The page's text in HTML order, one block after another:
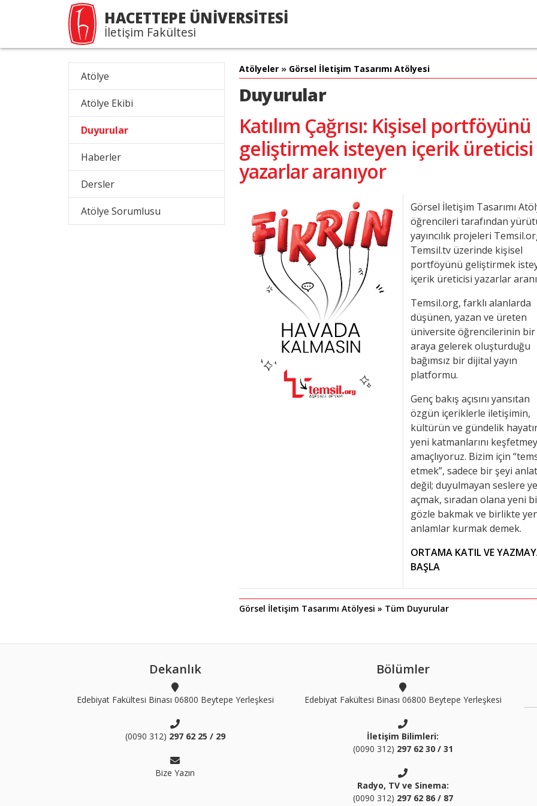
HACETTEPE ÜNİVERSİTESİ
İletişim Fakültesi
Atölye
Atölye Ekibi
Duyurular
Haberler
Dersler
Atölye Sorumlusu
Atölyeler » Görsel İletişim Tasarımı Atölyesi
Duyurular
Katılım Çağrısı: Kişisel portföyünü
geliştirmek isteyen içerik üreticisi
yazarlar aranıyor
Görsel İletişim Tasarımı
öğrencileri tarafından
yayıncılık projeleri
Temsil.tv üzerinde kişisel
portföyünü geliştirmek
içerik üreticisi yazarlar
Temsil.org, farklı alanlarda
düşünen, yazan ve üreten
üniversite öğrencilerinin bir
araya gelerek oluşturduğu
bağımsız bir dijital yayın
platformu.
Genç bakış açısını yansıtan
özgün içeriklerle iletişimin,
kültürün ve gündelik
yeni katmanlarını
amaçlıyoruz. Bizim için
etmek”, sadece bir şeyi
değil; duyulmayan seslere
açmak, sıradan olana yeni
gözle bakmak ve birlikte
anlamlar kurmak demek.
ORTAMA KATIL VE
BAŞLA
Görsel İletişim Tasarımı Atölyesi » Tüm Duyurular
Dekanlık
Edebiyat Fakültesi Binası 06800 Beytepe Yerleşkesi
(0090 312) 297 62 25 / 29
Bize Yazın
Bölümler
Edebiyat Fakültesi Binası 06800 Beytepe Yerleşkesi
İletişim Bilimleri:
(0090 312) 297 62 30 / 31
Radyo, TV ve Sinema:
(0090 312) 297 62 86 / 87